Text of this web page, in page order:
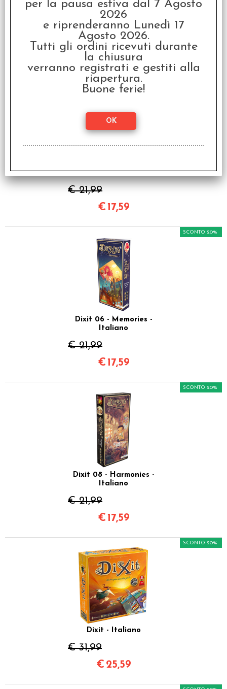
Dixit 03 - Journey -
Italiano
€ 21,99
€ 17,59
Italiano
€ 21,99
€ 17,59
Dixit 06 - Memories -
Italiano
€ 21,99
SCONTO 20%
€ 17,59
Dixit 08 - Harmonies -
Italiano
€ 21,99
SCONTO 20%
€ 17,59
Dixit - Italiano
€ 31,99
SCONTO 20%
€ 25,59
per la pausa estiva dal 7 Agosto
2026
e riprenderanno Lunedì 17
Agosto 2026.
Tutti gli ordini ricevuti durante
la chiusura
verranno registrati e gestiti alla
riapertura.
Buone ferie!